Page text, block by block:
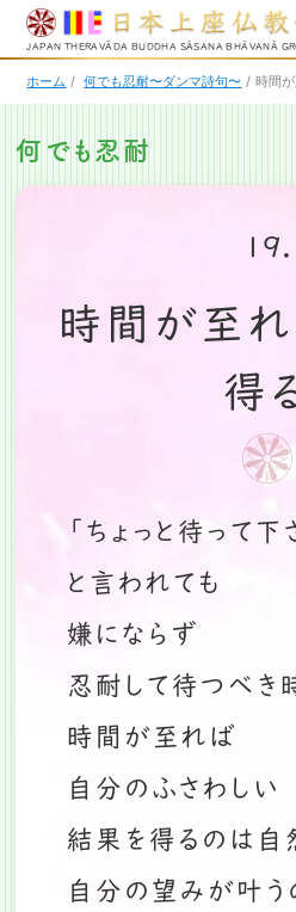
JAPAN THERAVĀDA BUDDHA SĀSANA BHĀVANĀ
ホーム / 何でも忍耐〜ダンマ詩句〜 / 時間
何でも忍耐
19.
時間が至
得
「ちょっと待って下
と言われても
嫌にならず
忍耐して待つべき
時間が至れば
自分のふさわしい
結果を得るのは自
自分の望みが叶う